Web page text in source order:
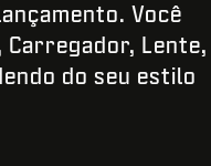
Você
Lente,
do seu estilo